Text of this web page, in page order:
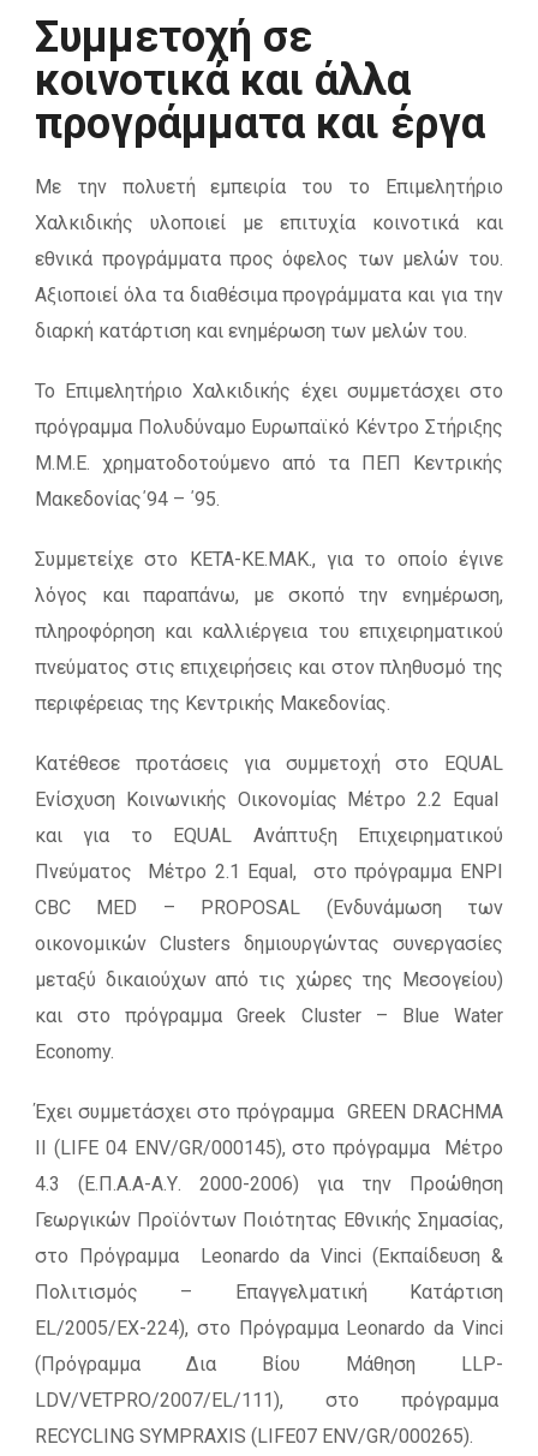
Συμμετοχή σε
κοινοτικά και άλλα
προγράμματα και έργα
Με την πολυετή εμπειρία του το Επιμελητήριο
Χαλκιδικής υλοποιεί με επιτυχία κοινοτικά και
εθνικά προγράμματα προς όφελος των μελών του.
Αξιοποιεί όλα τα διαθέσιμα προγράμματα και για την
διαρκή κατάρτιση και ενημέρωση των μελών του.
Το Επιμελητήριο Χαλκιδικής έχει συμμετάσχει στο
πρόγραμμα Πολυδύναμο Ευρωπαϊκό Κέντρο Στήριξης
Μ.Μ.Ε. χρηματοδοτούμενο από τα ΠΕΠ Κεντρικής
Μακεδονίας΄94 – ΄95.
Συμμετείχε στο ΚΕΤΑ-ΚΕ.ΜΑΚ., για το οποίο έγινε
λόγος και παραπάνω, με σκοπό την ενημέρωση,
πληροφόρηση και καλλιέργεια του επιχειρηματικού
πνεύματος στις επιχειρήσεις και στον πληθυσμό της
περιφέρειας της Κεντρικής Μακεδονίας.
Κατέθεσε προτάσεις για συμμετοχή στο EQUAL
Ενίσχυση Κοινωνικής Οικονομίας Μέτρο 2.2 Equal
και για το EQUAL Ανάπτυξη Επιχειρηματικού
Πνεύματος Μέτρο 2.1 Equal, στο πρόγραμμα ENPI
CBC MED – PROPOSAL (Ενδυνάμωση των
οικονομικών Clusters δημιουργώντας συνεργασίες
μεταξύ δικαιούχων από τις χώρες της Μεσογείου)
και στο πρόγραμμα Greek Cluster – Blue Water
Economy.
Έχει συμμετάσχει στο πρόγραμμα GREEN DRACHMA
II (LIFE 04 ENV/GR/000145), στο πρόγραμμα Μέτρο
4.3 (Ε.Π.Α.Α-Α.Υ. 2000-2006) για την Προώθηση
Γεωργικών Προϊόντων Ποιότητας Εθνικής Σημασίας,
στο Πρόγραμμα Leonardo da Vinci (Εκπαίδευση &
Πολιτισμός – Επαγγελματική Κατάρτιση
EL/2005/EX-224), στο Πρόγραμμα Leonardo da Vinci
(Πρόγραμμα Δια Βίου Μάθηση LLP-
LDV/VETPRO/2007/EL/111), στο πρόγραμμα
RECYCLING SYMPRAXIS (LIFE07 ENV/GR/000265).